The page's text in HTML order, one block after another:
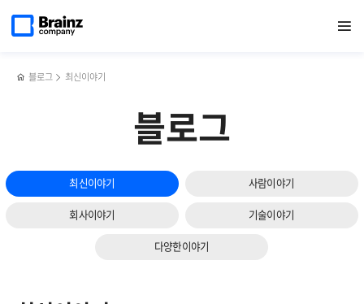
열기
페이지로
블로그 최신이야기
블로그
최신이야기 사람이야기
회사이야기 기술이야기
다양한이야기